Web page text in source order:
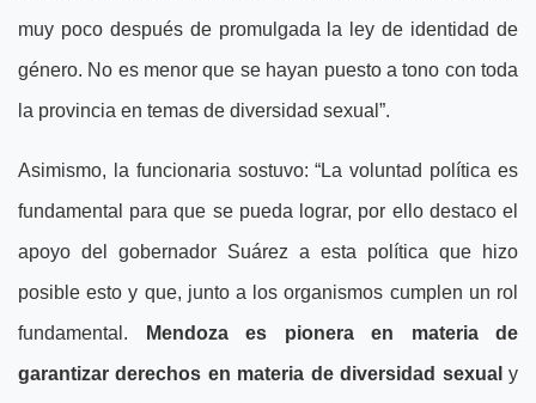
muy poco después de promulgada la ley de identidad de
género. No es menor que se hayan puesto a tono con toda
la provincia en temas de diversidad sexual”.
Asimismo, la funcionaria sostuvo: “La voluntad política es
fundamental para que se pueda lograr, por ello destaco el
apoyo del gobernador Suárez a esta política que hizo
posible esto y que, junto a los organismos cumplen un rol
fundamental.
Mendoza es pionera en materia de
garantizar derechos en materia de diversidad sexual y